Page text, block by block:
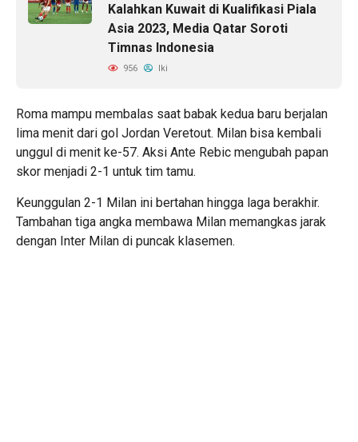
Kalahkan Kuwait di Kualifikasi Piala
Asia 2023, Media Qatar Soroti
Timnas Indonesia
956 Iki
Roma mampu membalas saat babak kedua baru berjalan
lima menit dari gol Jordan Veretout. Milan bisa kembali
unggul di menit ke-57. Aksi Ante Rebic mengubah papan
skor menjadi 2-1 untuk tim tamu.
Keunggulan 2-1 Milan ini bertahan hingga laga berakhir.
Tambahan tiga angka membawa Milan memangkas jarak
dengan Inter Milan di puncak klasemen.